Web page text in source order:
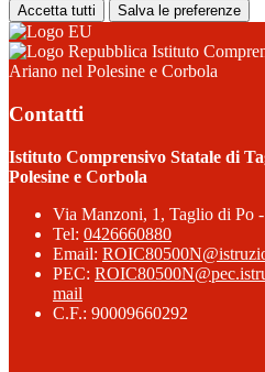
Accetta tutti Salva le preferenze
Istituto
Ariano nel Polesine e Corbola
Contatti
Istituto Comprensivo Statale di
Polesine e Corbola
Via Manzoni, 1, Taglio di Po
Tel: 0426660880
Email:
PEC:
mail
C.F.: 90009660292